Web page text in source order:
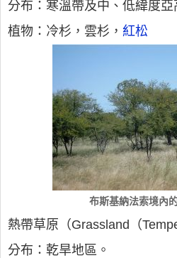
分布：寒溫帶及中、低緯度亞
植物：冷杉，雲杉， 紅松
布斯基納法索境內
熱帶草原（Grassland（
分布：乾旱地區。